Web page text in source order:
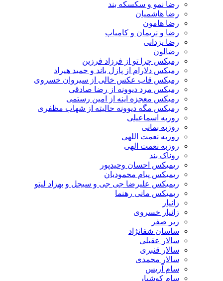
رضا نمو و سکسکه بند
رضا هاشمیان
رضا هامون
رضا و نریمان و کامیاب
رضا یزدانی
رضالون
رمیکس چرا تو از فرزاد فرزین
رمیکس دلارام از پازل باند و حمید هیراد
رمیکس قاب عکس خالی از سیروان خسروی
رمیکس مرد دیوونه از رضا صادقی
رمیکس معجزه اینه از امین رستمی
رمیکس مگه دیوونه حالیته از شهاب مظفری
روزبه اسماعیلی
روزبه بمانی
روزبه نعمت اللهی
روزبه نعمت الهی
روناک بند
ریمیکس احسان وحیدپور
ریمیکس پیام محمودیان
ریمیکس علیرضا جی جی و سیجل و بهزاد لیتو
ریمیکس مانی رهنما
زانیار
زانیار خسروی
زیر صفر
ساسان شفانژاد
سالار عقیلی
سالار قنبری
سالار محمدی
سام آریس
سام کوشیار